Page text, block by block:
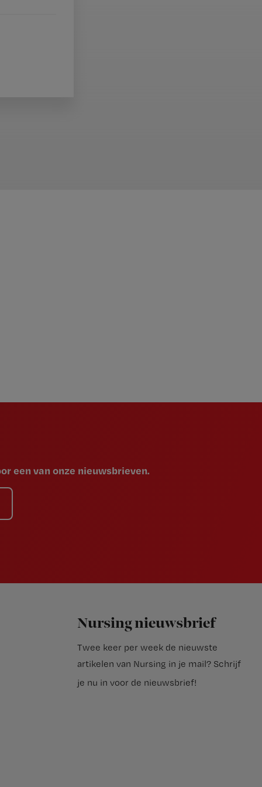
een van onze nieuwsbrieven.
Nursing nieuwsbrief
Twee keer per week de nieuwste
artikelen van Nursing in je mail? Schrijf
je nu in voor de nieuwsbrief!